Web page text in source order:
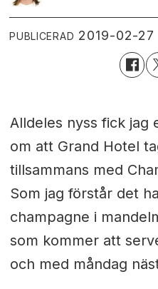
PUBLICERAD 2019-02-
Alldeles nyss fick jag
om att Grand Hotel
tillsammans med
Som jag förstår det
champagne i
som kommer att
och med måndag